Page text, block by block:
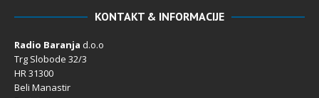
KONTAKT & INFORMACIJE
Radio Baranja d.o.o
Trg Slobode 32/3
HR 31300
Beli Manastir